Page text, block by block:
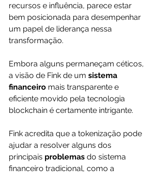
recursos e influência, parece estar
bem posicionada para desempenhar
um papel de liderança nessa
transformação.
Embora alguns permaneçam céticos,
a visão de Fink de um sistema
financeiro mais transparente e
eficiente movido pela tecnologia
blockchain é certamente intrigante.
Fink acredita que a tokenização pode
ajudar a resolver alguns dos
principais problemas do sistema
financeiro tradicional, como a